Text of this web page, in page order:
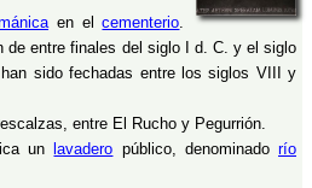
en elcementerio
de entre finales del siglo I d. C. y el siglo
han sido fechadas entre los siglos VIII y
entre El Rucho y Pegurrión.
un lavadero público, denominadorío